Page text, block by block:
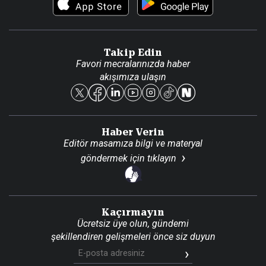
Reklam Ver
Takip Edin
Favori mecralarınızda haber
akışımıza ulaşın
Haber Verin
Editör masamıza bilgi ve materyal
göndermek için tıklayın
Kaçırmayın
Ücretsiz üye olun, gündemi
şekillendiren gelişmeleri önce siz duyun